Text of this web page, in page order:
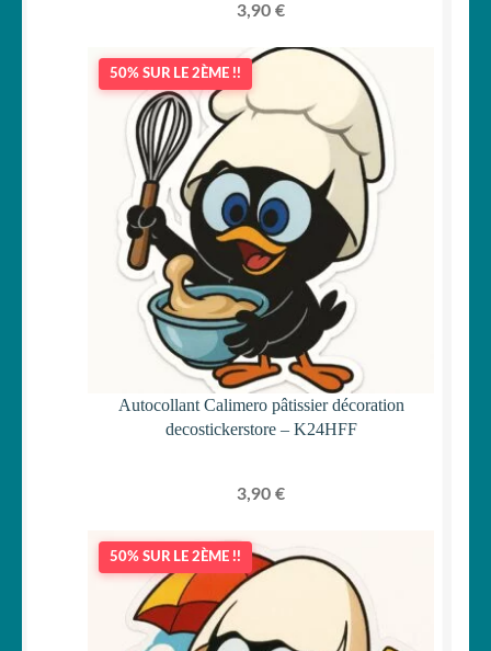
3,90 €
50% SUR LE 2ÈME !!
Autocollant Calimero pâtissier décoration
decostickerstore – K24HFF
3,90 €
50% SUR LE 2ÈME !!